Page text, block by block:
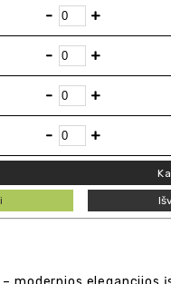
- +
- +
- +
- +